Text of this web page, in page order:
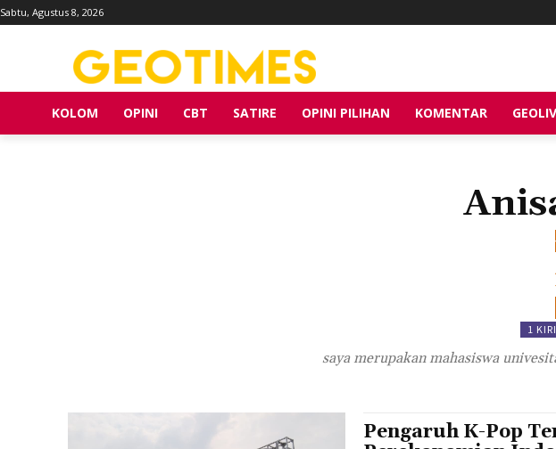
Sabtu, Agustus 8, 2026
KOLOM OPINI CBT SATIRE OPINI PILIHAN KOMENTAR
1
saya merupakan mahasiswa
Pengaruh K-Pop